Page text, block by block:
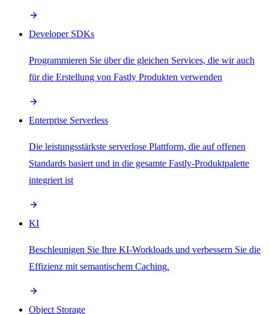
Developer SDKs
Programmieren Sie über die gleichen Services, die wir auch
für die Erstellung von Fastly Produkten verwenden
Enterprise Serverless
Die leistungsstärkste serverlose Plattform, die auf offenen
Standards basiert und in die gesamte Fastly-Produktpalette
integriert ist
KI
Beschleunigen Sie Ihre KI-Workloads und verbessern Sie die
Effizienz mit semantischem Caching.
Object Storage